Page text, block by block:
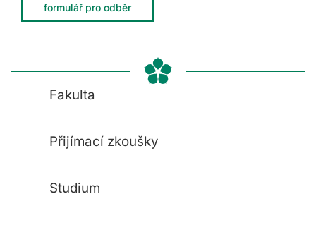
formulář pro odběr
Fakulta
Přijímací zkoušky
Studium